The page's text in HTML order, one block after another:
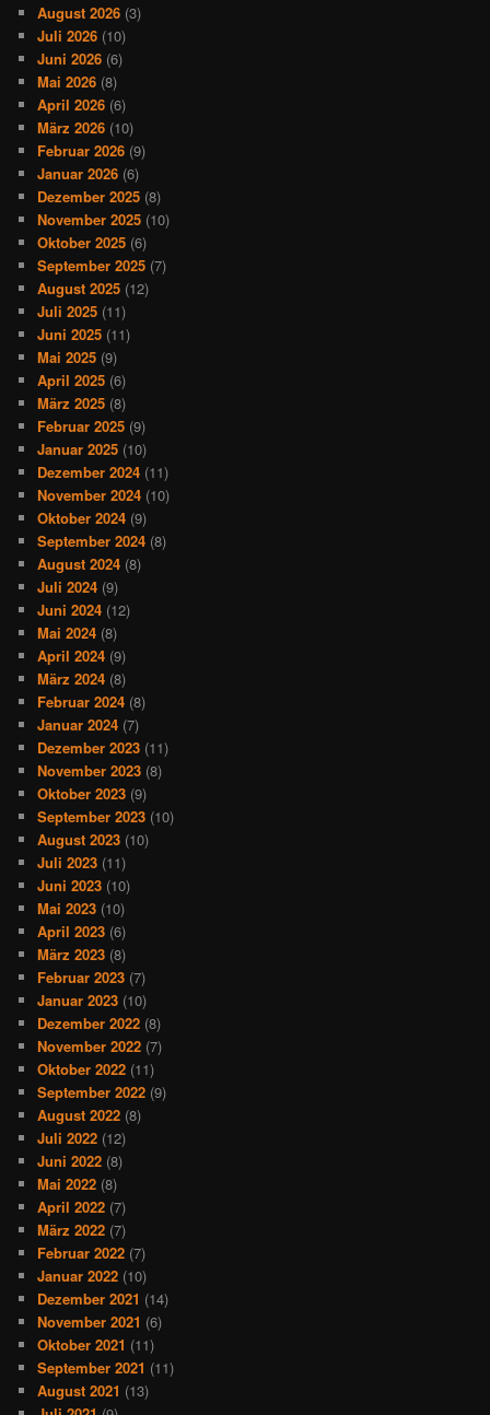
August 2026 (3)
Juli 2026 (10)
Juni 2026 (6)
Mai 2026 (8)
April 2026 (6)
März 2026 (10)
Februar 2026 (9)
Januar 2026 (6)
Dezember 2025 (8)
November 2025 (10)
Oktober 2025 (6)
September 2025 (7)
August 2025 (12)
Juli 2025 (11)
Juni 2025 (11)
Mai 2025 (9)
April 2025 (6)
März 2025 (8)
Februar 2025 (9)
Januar 2025 (10)
Dezember 2024 (11)
November 2024 (10)
Oktober 2024 (9)
September 2024 (8)
August 2024 (8)
Juli 2024 (9)
Juni 2024 (12)
Mai 2024 (8)
April 2024 (9)
März 2024 (8)
Februar 2024 (8)
Januar 2024 (7)
Dezember 2023 (11)
November 2023 (8)
Oktober 2023 (9)
September 2023 (10)
August 2023 (10)
Juli 2023 (11)
Juni 2023 (10)
Mai 2023 (10)
April 2023 (6)
März 2023 (8)
Februar 2023 (7)
Januar 2023 (10)
Dezember 2022 (8)
November 2022 (7)
Oktober 2022 (11)
September 2022 (9)
August 2022 (8)
Juli 2022 (12)
Juni 2022 (8)
Mai 2022 (8)
April 2022 (7)
März 2022 (7)
Februar 2022 (7)
Januar 2022 (10)
Dezember 2021 (14)
November 2021 (6)
Oktober 2021 (11)
September 2021 (11)
August 2021 (13)